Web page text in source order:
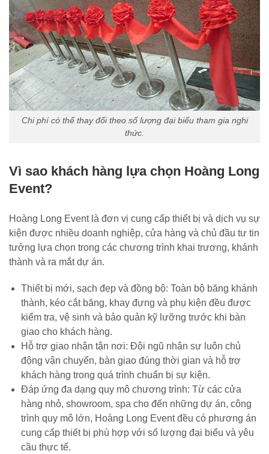
Chi phí có thể thay đổi theo số lượng đại biểu tham gia nghi
thức.
Vì sao khách hàng lựa chọn Hoàng Long
Event?
Hoàng Long Event là đơn vị cung cấp thiết bị và dịch vụ sự
kiện được nhiều doanh nghiệp, cửa hàng và chủ đầu tư tin
tưởng lựa chọn trong các chương trình khai trương, khánh
thành và ra mắt dự án.
Thiết bị mới, sạch đẹp và đồng bộ: Toàn bộ băng khánh
thành, kéo cắt băng, khay đựng và phụ kiện đều được
kiểm tra, vệ sinh và bảo quản kỹ lưỡng trước khi bàn
giao cho khách hàng.
Hỗ trợ giao nhận tận nơi: Đội ngũ nhân sự luôn chủ
động vận chuyển, bàn giao đúng thời gian và hỗ trợ
khách hàng trong quá trình chuẩn bị sự kiện.
Đáp ứng đa dạng quy mô chương trình: Từ các cửa
hàng nhỏ, showroom, spa cho đến những dự án, công
trình quy mô lớn, Hoàng Long Event đều có phương án
cung cấp thiết bị phù hợp với số lượng đại biểu và yêu
cầu thực tế.